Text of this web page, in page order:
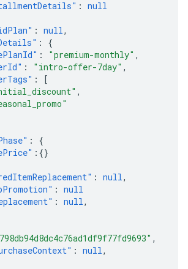
: null
: null,
:
{
: "premium-monthly" ,
: "intro-offer-7day" ,
:
[
,
:
{
:{}
: null,
: null
: null,
,
: null,